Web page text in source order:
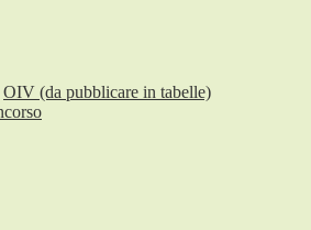
OIV (da pubblicare in tabelle)